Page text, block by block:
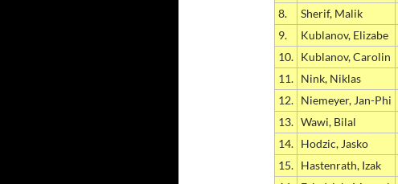
8.
Sherif, Malik
9.
Kublanov, Elizabe
10. Kublanov, Carolin
11. Nink, Niklas
12. Niemeyer, Jan-Phi
13. Wawi, Bilal
14. Hodzic, Jasko
15. Hastenrath, Izak